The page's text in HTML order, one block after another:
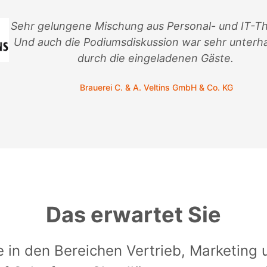
Sehr gelungene Mischung aus Personal- und IT-
Und auch die Podiumsdiskussion war sehr
durch die eingeladenen Gäste.
Brauerei C. & A. Veltins GmbH & Co. KG
Das erwartet Sie
in den Bereichen Vertrieb, Marketing